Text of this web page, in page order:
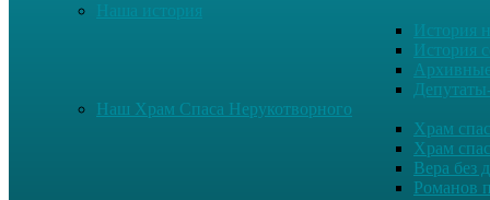
Наша история
История
История
Наш Храм Спаса Нерукотворного
Храм
Храм
Вера без
Романов